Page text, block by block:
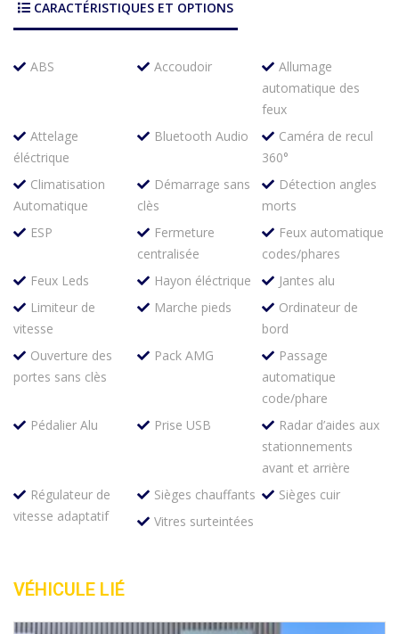
CARACTÉRISTIQUES ET OPTIONS
ABS Accoudoir
Allumage
automatique des
feux
Attelage
éléctrique
Bluetooth Audio
Caméra de recul
360°
Climatisation
Automatique
Démarrage sans
clès
Détection angles
morts
ESP
Fermeture
centralisée
Feux automatique
codes/phares
Feux Leds
Hayon éléctrique
Jantes alu
Limiteur de
vitesse
Marche pieds
Ordinateur de
bord
Ouverture des
portes sans clès
Pack AMG
Passage
automatique
code/phare
Pédalier Alu
Prise USB
Radar d’aides aux
stationnements
avant et arrière
Régulateur de
vitesse adaptatif
Sièges chauffants
Sièges cuir
Vitres surteintées
VÉHICULE LIÉ